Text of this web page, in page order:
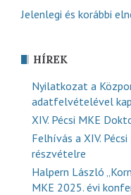
Jelenlegi és korábbi
HÍREK
Nyilatkozat a
adatfelvételével
XIV. Pécsi MKE
Felhívás a XIV.
részvételre
Halpern László
MKE 2025. évi